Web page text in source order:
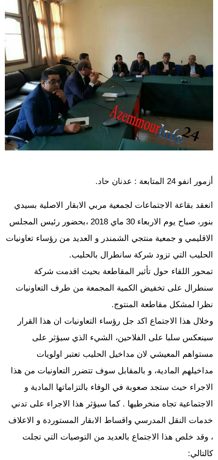
أزمور انفو 24 المتابعة : عدنان حاد.
انعقد بقاعة الاجتماعات لجمعية مربي الابقار الاصلية بسيدي
بنور، صباح يوم الاربعاء 30 ماي 2018 ،بحضور رئيس المجلس
الاقليمي و جمعية منتجي الشمندر و العديد من رؤساء تعاونيات
الحليب التي تزود شركة سانطرال بالحليب.
تمحور اللقاء حول تأثير المقاطعة بحيث اقدمت شركة
سنطرال على تخفيض الكمية المجمعة من طرف التعاونيات
نظرا لمشكل مقاطعة المنتوج.
وخلال هذا الاجتماع اكد جل رؤساء التعاونيات ان هذا القرار
سينعكس سلبا على الفلاحين، الشيء الذي سيؤثر على
مستواهم المعيشي لان مداخيل الحليب تعتبر اولويات
مداخيلهم المادية، و بالمقابل سوف تتضرر التعاونيات من هذا
الاجراء حيث ستجد صعوبة في الوفاء بالتزاماتها المادية و
الاجتماعية تجاه منخرطيها . كما سيؤثر هذا الاجراء على تدني
خدمات النقل المدرسي واقساط الابقار المستوردة و الاعلاف
، وقد خلص هذا الاجتماع بالعديد من التوصيات التي تجلت
كالتالي: